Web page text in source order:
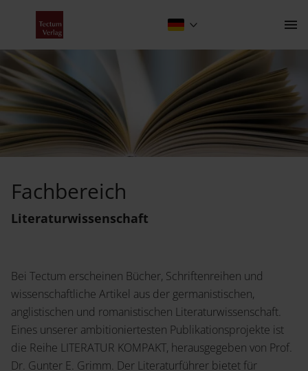
Der Verlag
News
Fachbereiche
Wissenschaftlich publizieren
Jetzt Angebot anfordern
Service
Handelsinfo
Shop
Fachbereich Literaturwissenschaft
Fachbereich
Literatur­wissenschaft
Bei Tectum erscheinen Bücher, Schriftenreihen und
wissenschaftliche Artikel aus der germanistischen,
anglistischen und romanistischen Literaturwissenschaft.
Eines unserer ambitioniertesten Publikationsprojekte ist
die Reihe LITERATUR KOMPAKT, herausgegeben von Prof.
Dr. Gunter E. Grimm. Der Literaturführer bietet für